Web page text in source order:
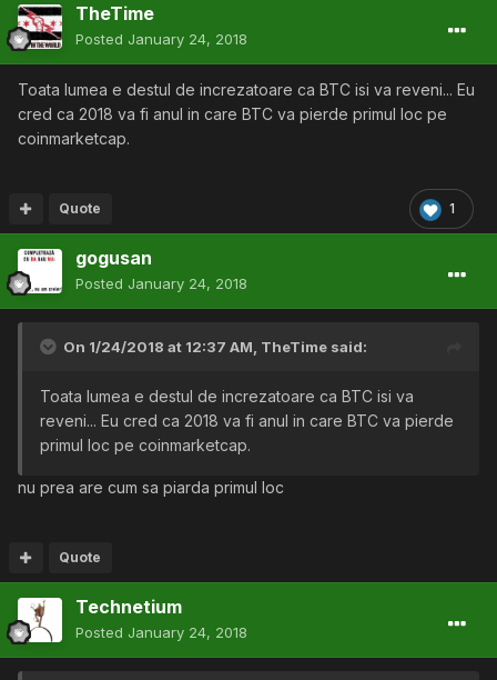
TheTime
Posted January 24, 2018
Toata lumea e destul de increzatoare ca BTC isi va reveni... Eu
cred ca 2018 va fi anul in care BTC va pierde primul loc pe
coinmarketcap.
1
Quote
gogusan
Posted January 24, 2018
On 1/24/2018 at 12:37 AM, TheTime said:
Toata lumea e destul de increzatoare ca BTC isi va
reveni... Eu cred ca 2018 va fi anul in care BTC va pierde
primul loc pe coinmarketcap.
nu prea are cum sa piarda primul loc
Quote
Technetium
Posted January 24, 2018